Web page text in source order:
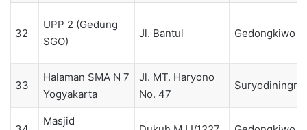
32
UPP 2 (Gedung
SGO)
Jl. Bantul Gedongkiwo
33
Halaman SMA N 7
Yogyakarta
Jl. MT. Haryono
No. 47
Masjid